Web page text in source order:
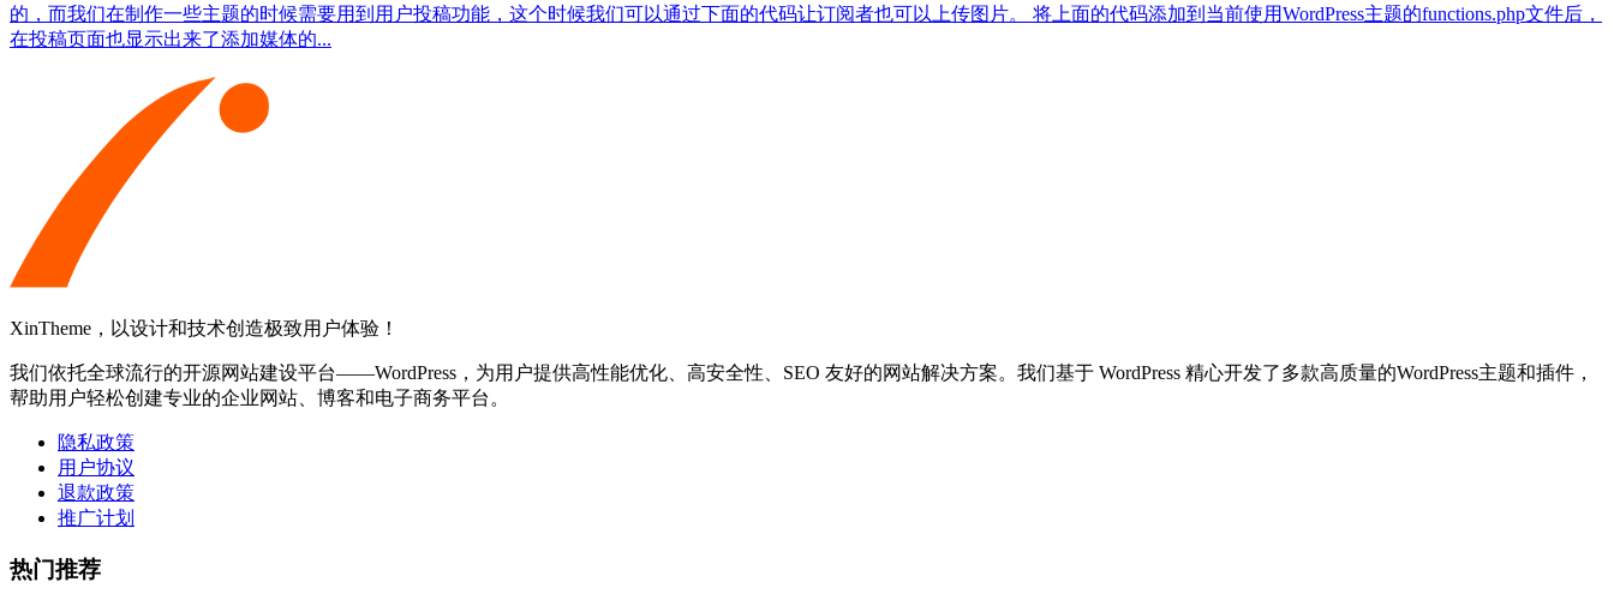
的，而我们在制作一些主题的时候需要用到用户投稿功能，这个时候我们可以通过下面的代码让订阅者也可以上传图片。 将上面的代码添加到当前使用WordPress主题的functions.php文件后，
在投稿页面也显示出来了添加媒体的...
XinTheme，以设计和技术创造极致用户体验！
我们依托全球流行的开源网站建设平台——WordPress，为用户提供高性能优化、高安全性、SEO 友好的网站解决方案。我们基于 WordPress 精心开发了多款高质量的WordPress主题和插件，
帮助用户轻松创建专业的企业网站、博客和电子商务平台。
隐私政策
用户协议
退款政策
推广计划
热门推荐